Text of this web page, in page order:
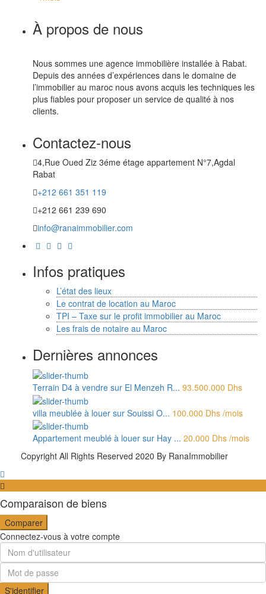
À propos de nous
Nous sommes une agence immobilière installée à Rabat.
Depuis des années d’expériences dans le domaine de
l’immobilier au maroc nous avons acquis les techniques les
plus fiables pour proposer un service de qualité à nos
clients.
Contactez-nous
4,Rue Oued Ziz 3éme étage appartement N°7,Agdal
Rabat
+212 661 351 119
+212 661 239 690
info@ranaimmobilier.com
Infos pratiques
L’état des lieux
Le contrat de location au Maroc
TPI – Taxe sur le profit immobilier au Maroc
Les frais de notaire au Maroc
Dernières annonces
Terrain D4 à vendre sur El Menzeh R... 93.500.000 Dhs
villa meublée à louer sur Souissi O... 100.000 Dhs /mois
Appartement meublé à louer sur Hay ... 20.000 Dhs /mois
Copyright All Rights Reserved 2020 By RanaImmobilier
Comparaison de biens
Comparer
Connectez-vous à votre compte
S'identifier